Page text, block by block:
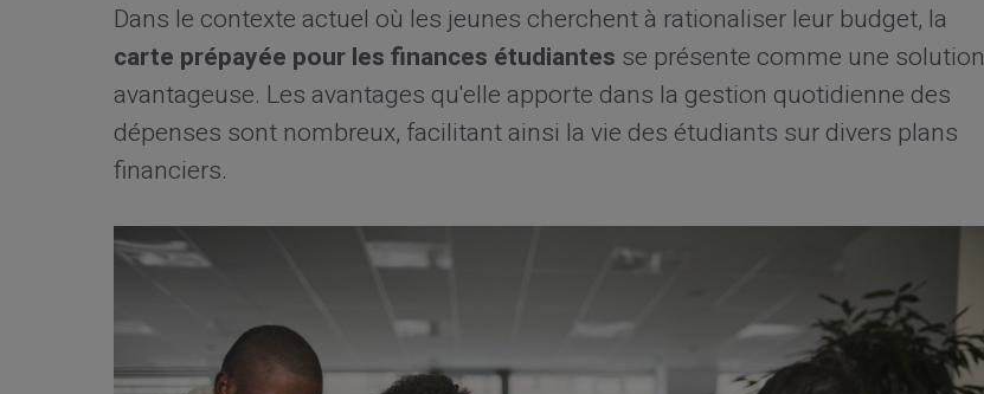
Dans le contexte actuel où les jeunes cherchent à rationaliser leur budget, la
carte prépayée pour les finances étudiantes se présente comme une solution
avantageuse. Les avantages qu'elle apporte dans la gestion quotidienne des
dépenses sont nombreux, facilitant ainsi la vie des étudiants sur divers plans
financiers.